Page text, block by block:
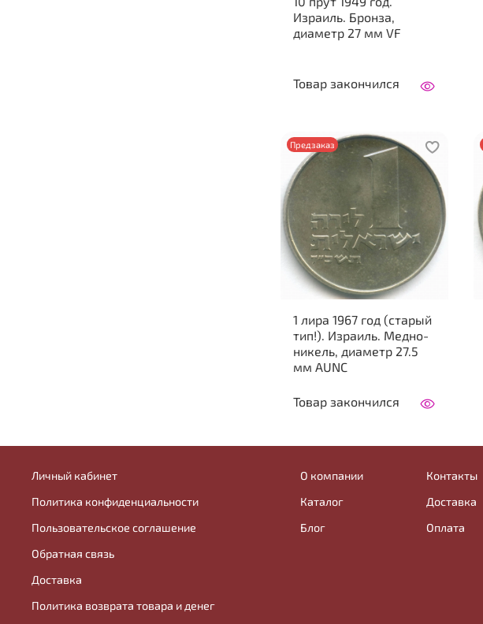
Израиль. Бронза,
диаметр 27 мм VF
Товар закончился
Предзаказ
1 лира 1967 год (старый
тип!). Израиль. Медно-
никель, диаметр 27.5
мм AUNC
Товар закончился
Личный кабинет
Политика конфиденциальности
Пользовательское соглашение
Обратная связь
Доставка
Политика возврата товара и денег
О компании
Каталог
Блог
Контакты
Доставка
Оплата